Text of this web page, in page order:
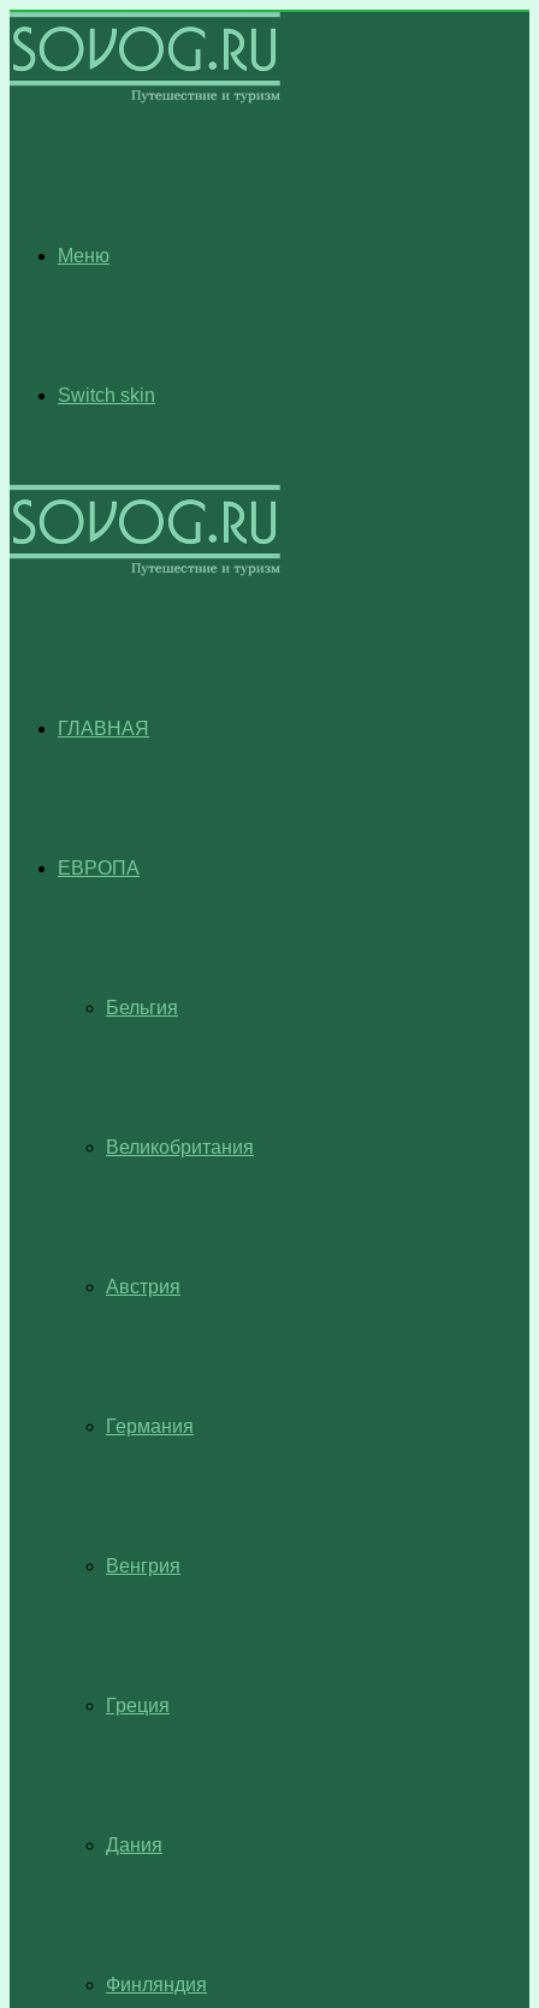
Меню
Switch skin
ГЛАВНАЯ
ЕВРОПА
Бельгия
Великобритания
Австрия
Германия
Венгрия
Греция
Дания
Финляндия